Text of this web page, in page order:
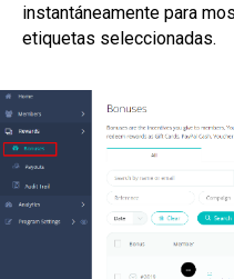
instantáneamente para
etiquetas seleccionadas.